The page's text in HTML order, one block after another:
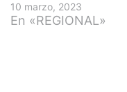
10 marzo, 2023
En «REGIONAL»